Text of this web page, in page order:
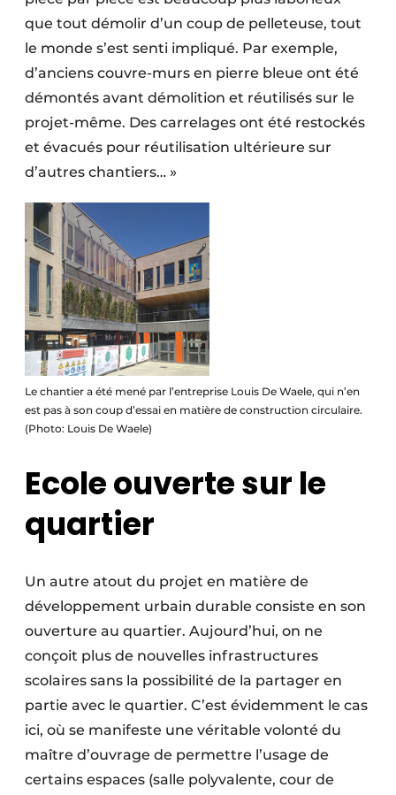
que tout démolir d’un coup de pelleteuse, tout
le monde s’est senti impliqué. Par exemple,
d’anciens couvre-murs en pierre bleue ont été
démontés avant démolition et réutilisés sur le
projet-même. Des carrelages ont été restockés
et évacués pour réutilisation ultérieure sur
d’autres chantiers… »
Le chantier a été mené par l’entreprise Louis De Waele, qui n’en
est pas à son coup d’essai en matière de construction circulaire.
(Photo: Louis De Waele)
Ecole ouverte sur le
quartier
Un autre atout du projet en matière de
développement urbain durable consiste en son
ouverture au quartier. Aujourd’hui, on ne
conçoit plus de nouvelles infrastructures
scolaires sans la possibilité de la partager en
partie avec le quartier. C’est évidemment le cas
ici, où se manifeste une véritable volonté du
maître d’ouvrage de permettre l’usage de
certains espaces (salle polyvalente, cour de